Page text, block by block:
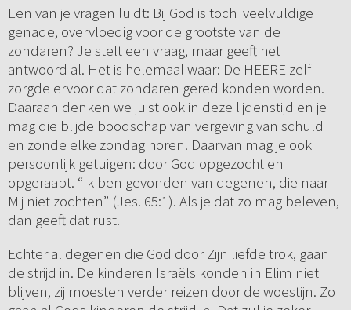
Een van je vragen luidt: Bij God is toch veelvuldige
genade, overvloedig voor de grootste van de
zondaren? Je stelt een vraag, maar geeft het
antwoord al. Het is helemaal waar: De HEERE zelf
zorgde ervoor dat zondaren gered konden worden.
Daaraan denken we juist ook in deze lijdenstijd en je
mag die blijde boodschap van vergeving van schuld
en zonde elke zondag horen. Daarvan mag je ook
persoonlijk getuigen: door God opgezocht en
opgeraapt. “Ik ben gevonden van degenen, die naar
Mij niet zochten” (Jes. 65:1). Als je dat zo mag beleven,
dan geeft dat rust.
Echter al degenen die God door Zijn liefde trok, gaan
de strijd in. De kinderen Israëls konden in Elim niet
blijven, zij moesten verder reizen door de woestijn. Zo